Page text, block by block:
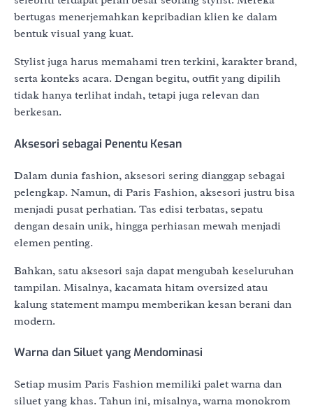
bertugas menerjemahkan kepribadian klien ke dalam
bentuk visual yang kuat.
Stylist juga harus memahami tren terkini, karakter brand,
serta konteks acara. Dengan begitu, outfit yang dipilih
tidak hanya terlihat indah, tetapi juga relevan dan
berkesan.
Aksesori sebagai Penentu Kesan
Dalam dunia fashion, aksesori sering dianggap sebagai
pelengkap. Namun, di Paris Fashion, aksesori justru bisa
menjadi pusat perhatian. Tas edisi terbatas, sepatu
dengan desain unik, hingga perhiasan mewah menjadi
elemen penting.
Bahkan, satu aksesori saja dapat mengubah keseluruhan
tampilan. Misalnya, kacamata hitam oversized atau
kalung statement mampu memberikan kesan berani dan
modern.
Warna dan Siluet yang Mendominasi
Setiap musim Paris Fashion memiliki palet warna dan
siluet yang khas. Tahun ini, misalnya, warna monokrom